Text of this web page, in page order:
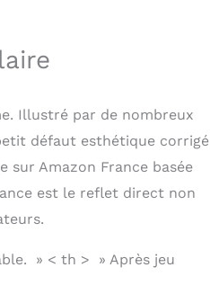
Illustré par de nombreux
défaut esthétique corrigé
sur Amazon France basée
est le reflet direct non
» < th > » Après jeu